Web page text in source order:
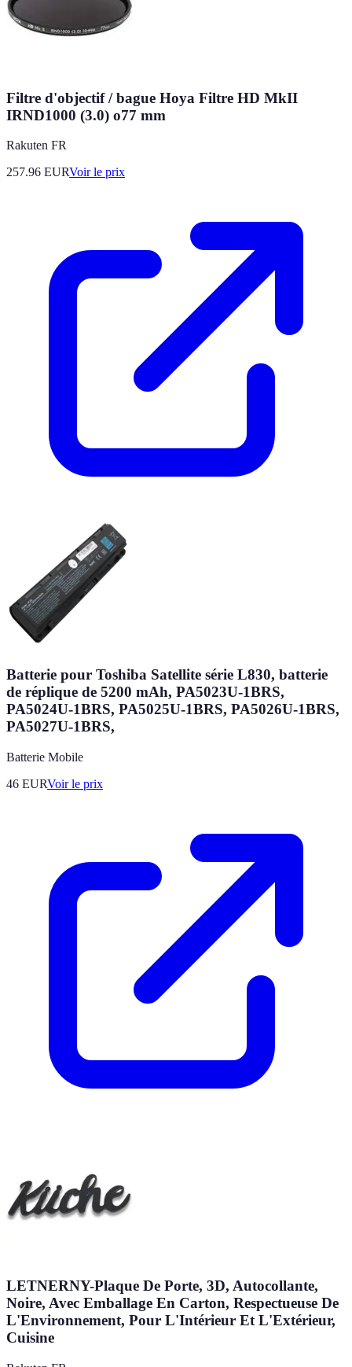
Filtre d'objectif / bague Hoya Filtre HD MkII
IRND1000 (3.0) o77 mm
Rakuten FR
257.96 EURVoir le prix
Batterie pour Toshiba Satellite série L830, batterie
de réplique de 5200 mAh, PA5023U-1BRS,
PA5024U-1BRS, PA5025U-1BRS, PA5026U-1BRS,
PA5027U-1BRS,
Batterie Mobile
46 EURVoir le prix
LETNERNY-Plaque De Porte, 3D, Autocollante,
Noire, Avec Emballage En Carton, Respectueuse De
L'Environnement, Pour L'Intérieur Et L'Extérieur,
Cuisine